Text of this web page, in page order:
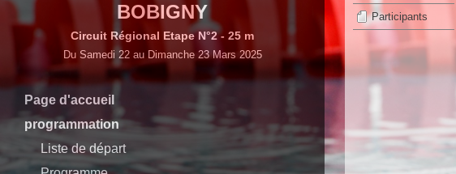
BOBIGNY
Circuit Régional Etape N°2 - 25 m
Du Samedi 22 au Dimanche 23 Mars 2025
Page d'accueil
programmation
Liste de départ
Participants